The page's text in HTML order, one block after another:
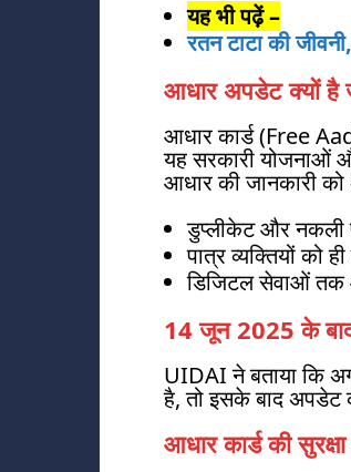
यह भी पढ़ें –
रतन टाटा की जीवनी,
आधार अपडेट क्यों है
आधार कार्ड (Free
यह सरकारी योजनाओं
आधार की जानकारी
डुप्लीकेट और नकली
पात्र व्यक्तियों को
डिजिटल सेवाओं
14 जून 2025 के
UIDAI ने बताया कि
है, तो इसके बाद अपडेट
आधार कार्ड की